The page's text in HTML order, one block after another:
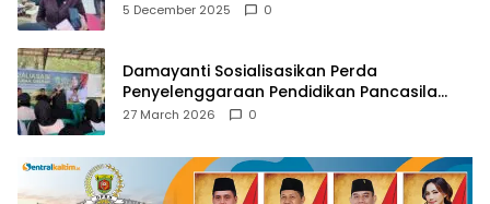
Pusat
5 December 2025 0
Damayanti Sosialisasikan Perda
Penyelenggaraan Pendidikan Pancasila
dan Wawasan Kebangsaan
27 March 2026 0